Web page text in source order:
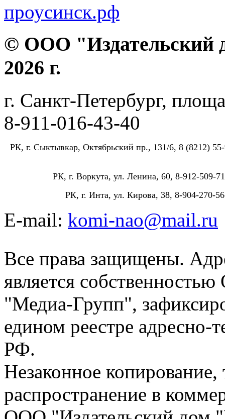
проусинск.рф
© ООО "Издательский
2026 г.
г. Санкт-Петербург,
8-911-016-43-40
РК, г. Сыктывкар, Октябрьский пр., 131/6, 8 (8212)
РК, г. Воркута, ул. Ленина, 60, 8-912-509-
РК, г. Инта, ул. Кирова, 38, 8-904-270-
E-mail: komi-nao@mail.ru
Все права защищены.
является
"Медиа-Групп",
едином реестре адресно-
РФ.
Незаконное
распространение в